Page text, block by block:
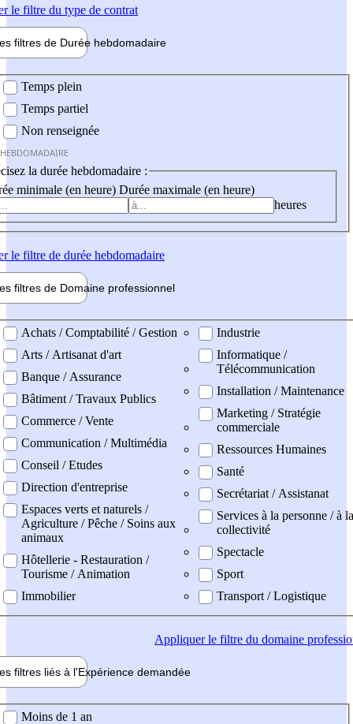
le filtre du type de contrat
filtres de Durée hebdomadaire
Temps plein
Temps partiel
Non renseignée
la durée hebdomadaire :
minimale (en heure) Durée maximale (en heure)
heures
le filtre de durée hebdomadaire
filtres de Domaine professionnel
professionel
Achats / Comptabilité / Gestion
Arts / Artisanat d'art
Banque / Assurance
Bâtiment / Travaux Publics
Commerce / Vente
Communication / Multimédia
Conseil / Etudes
Direction d'entreprise
Espaces verts et naturels /
Agriculture / Pêche / Soins aux
animaux
Hôtellerie - Restauration /
Tourisme / Animation
Immobilier
Industrie
Informatique /
Télécommunication
Installation / Maintenance
Marketing / Stratégie
commerciale
Ressources Humaines
Santé
Secrétariat / Assistanat
Services à la personne / à la
collectivité
Spectacle
Sport
Transport / Logistique
Appliquerle filtre du domaine
filtres liés à l'Expérience demandée
demandée
Moins de 1 an